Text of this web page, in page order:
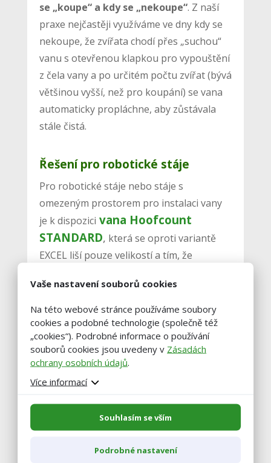
se „koupe“ a kdy se „nekoupe“. Z naší
praxe nejčastěji využíváme ve dny kdy se
nekoupe, že zvířata chodí přes „suchou“
vanu s otevřenou klapkou pro vypouštění
z čela vany a po určitém počtu zvířat (bývá
většinou vyšší, než pro koupání) se vana
automaticky propláchne, aby zůstávala
stále čistá.
Řešení pro robotické stáje
Pro robotické stáje nebo stáje s
omezeným prostorem pro instalaci vany
je k dispozici vana Hoofcount
STANDARD, která se oproti variantě
EXCEL liší pouze velikostí a tím, že
Jedná se o variantu, která má v základním
provedení délku 3 m. Napříkladpro
robotické farmy se vyrábí většinou
přímo na míru kvůli prostorovým
omezením. Je-li vana instalována přímo u
nevadí.
Vaše nastavení souborů cookies
Na této webové stránce používáme soubory
cookies a podobné technologie (společně též
„cookies“). Podrobné informace o používání
souborů cookies jsou uvedeny v Zásadách
ochrany osobních údajů.
Více informací
Souhlasím se vším
Podrobné nastavení